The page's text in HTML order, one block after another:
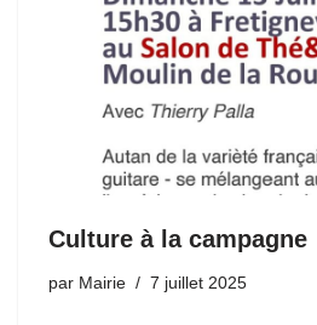
Culture à la campagne
par Mairie 7 juillet 2025